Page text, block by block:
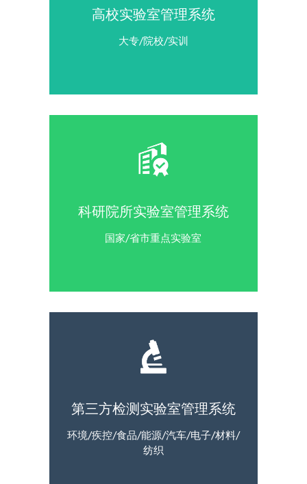
高校实验室管理系统
大专/院校/实训
科研院所实验室管理系统
国家/省市重点实验室
第三方检测实验室管理系统
环境/疾控/食品/能源/汽车/电子/材料/
纺织